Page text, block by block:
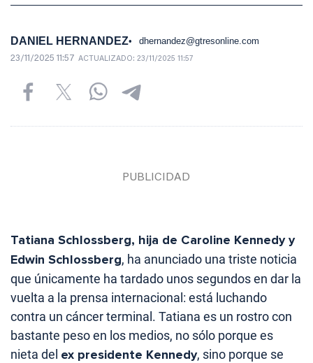
DANIEL HERNANDEZ dhernandez@gtresonline.com
23/11/2025 11:57 ACTUALIZADO: 23/11/2025 11:57
Tatiana Schlossberg, hija de Caroline Kennedy y
Edwin Schlossberg, ha anunciado una triste noticia
que únicamente ha tardado unos segundos en dar la
vuelta a la prensa internacional: está luchando
contra un cáncer terminal. Tatiana es un rostro con
bastante peso en los medios, no sólo porque es
nieta del ex presidente Kennedy, sino porque se